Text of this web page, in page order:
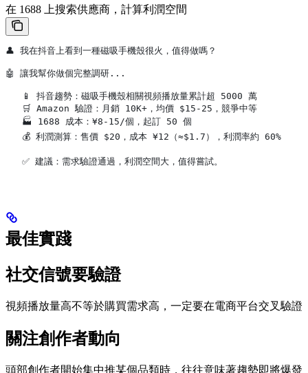
在 1688 上搜索供應商，計算利潤空間
👤 我在抖音上看到一種磁吸手機殼很火，值得做嗎？
🤖 讓我幫你做個完整調研...
   📱 抖音趨勢：磁吸手機殼相關視頻播放量累計超 5000 萬
   🛒 Amazon 驗證：月銷 10K+，均價 $15-25，競爭中等
   🏭 1688 成本：¥8-15/個，起訂 50 個
   💰 利潤測算：售價 $20，成本 ¥12（≈$1.7），利潤率約 60%
   ✅ 建議：需求驗證通過，利潤空間大，值得嘗試。
最佳實踐
社交信號要驗證
視頻播放量高不等於購買需求高，一定要在電商平台交叉驗證
關注創作者動向
頭部創作者開始集中推某個品類時，往往意味著趨勢即將爆發